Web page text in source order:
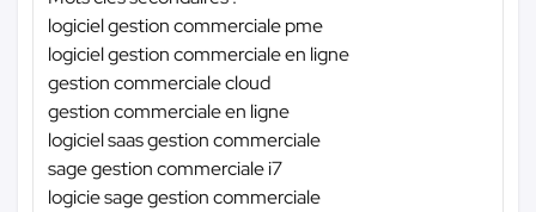
logiciel gestion commerciale pme
logiciel gestion commerciale en ligne
gestion commerciale cloud
gestion commerciale en ligne
logiciel saas gestion commerciale
sage gestion commerciale i7
logicie sage gestion commerciale